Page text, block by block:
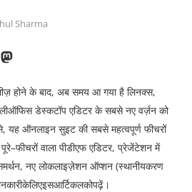
Sharma
होने के बाद, अब समय आ गया है लिनक्स,
डेस्कटॉप एडिटर के सबसे नए वर्ज़न को
, यह ऑनलाइन सुइट की सबसे महत्वपूर्ण फीचरों
–फीचरों वाला पीडीएफ एडिटर, प्रेजेंटेशन में
, नए लोकलाइज़ेशन ऑप्शन (स्थानीयकरण